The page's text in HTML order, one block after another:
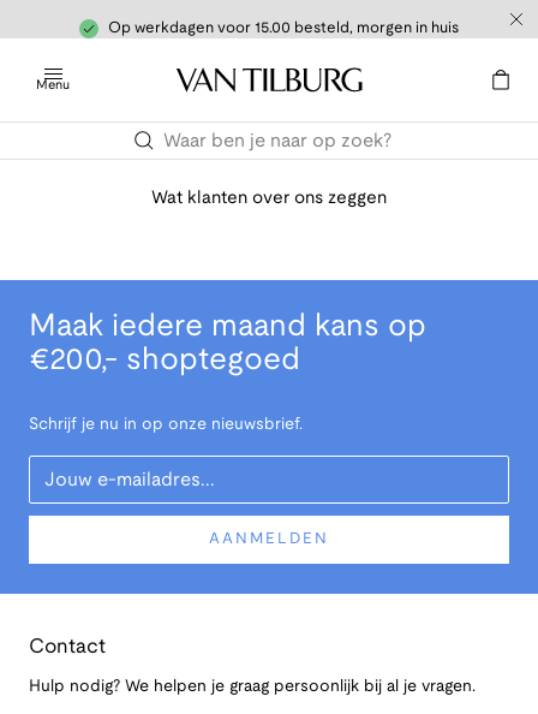
Op werkdagen voor 15.00 besteld, morgen in huis
Menu
Wat klanten over ons zeggen
Maak iedere maand kans op
€200,- shoptegoed
Schrijf je nu in op onze nieuwsbrief.
Your Email
AANMELDEN
Contact
Hulp nodig? We helpen je graag persoonlijk bij al je vragen.